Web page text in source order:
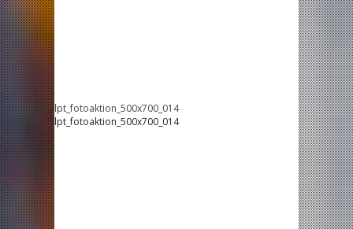
lpt_fotoaktion_500x700_014
lpt_fotoaktion_500x700_014